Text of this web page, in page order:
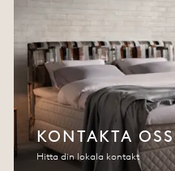
KONTAKTA OSS
Hitta din lokala kontakt